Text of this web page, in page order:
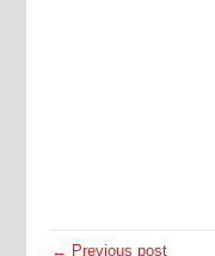
← Previous post